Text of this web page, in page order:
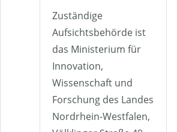
Zuständige
Aufsichtsbehörde ist
das Ministerium für
Innovation,
Wissenschaft und
Forschung des Landes
Nordrhein-Westfalen,